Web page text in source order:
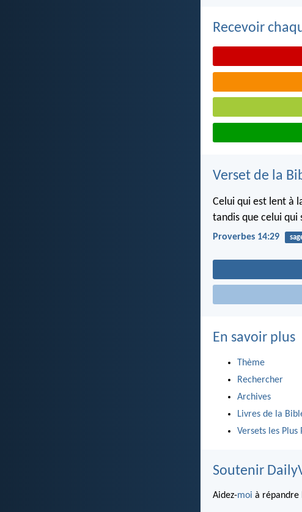
Recevoir
Verset de la
Celui qui est lent à
tandis que celui qui
Proverbes 14:29
En savoir plus
Thème
Rechercher
Archives
Livres de la
Versets les Plus
Soutenir
Aidez-moi à répandre